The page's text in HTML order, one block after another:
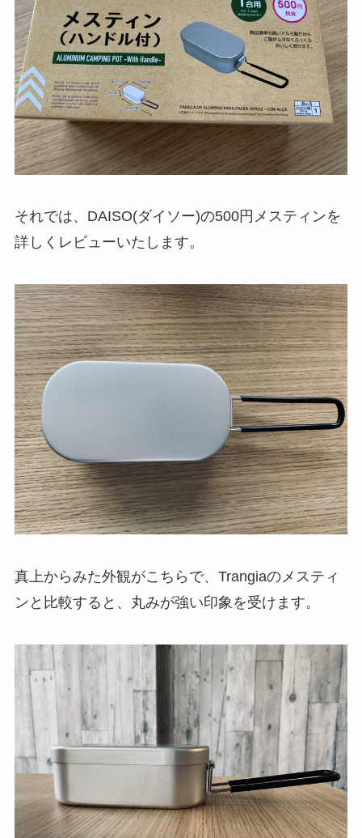
それでは、DAISO(ダイソー)の500円メスティンを
詳しくレビューいたします。
真上からみた外観がこちらで、Trangiaのメスティ
ンと比較すると、丸みが強い印象を受けます。